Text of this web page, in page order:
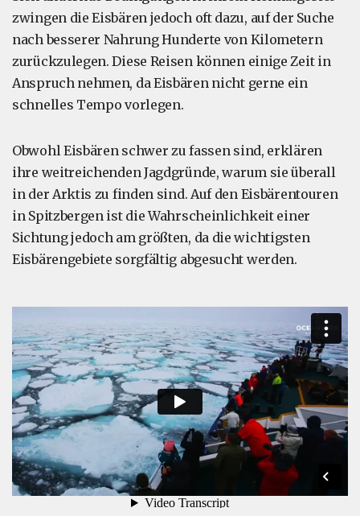
zwingen die Eisbären jedoch oft dazu, auf der Suche
nach besserer Nahrung Hunderte von Kilometern
zurückzulegen. Diese Reisen können einige Zeit in
Anspruch nehmen, da Eisbären nicht gerne ein
schnelles Tempo vorlegen.
Obwohl Eisbären schwer zu fassen sind, erklären
ihre weitreichenden Jagdgründe, warum sie überall
in der Arktis zu finden sind. Auf den Eisbärentouren
in Spitzbergen ist die Wahrscheinlichkeit einer
Sichtung jedoch am größten, da die wichtigsten
Eisbärengebiete sorgfältig abgesucht werden.